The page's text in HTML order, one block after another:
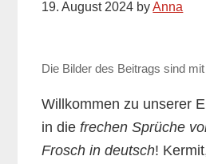
19. August 2024 byAnna
Die Bilder des Beitrags sind
Willkommen zu unserer
in diefrechen Sprüche
Frosch in deutsch!